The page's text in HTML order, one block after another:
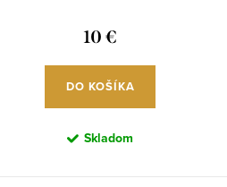
10 €
DO KOŠÍKA
Skladom